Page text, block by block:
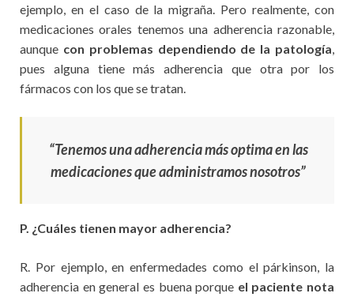
ejemplo, en el caso de la migraña. Pero realmente, con
medicaciones orales tenemos una adherencia razonable,
aunque con problemas dependiendo de la patología
pues alguna tiene más adherencia que otra por los
fármacos con los que se tratan.
“Tenemos una adherencia más optima en las
medicaciones que administramos nosotros”
P. ¿Cuáles tienen mayor adherencia?
R. Por ejemplo, en enfermedades como el párkinson, la
adherencia en general es buena porque el paciente nota